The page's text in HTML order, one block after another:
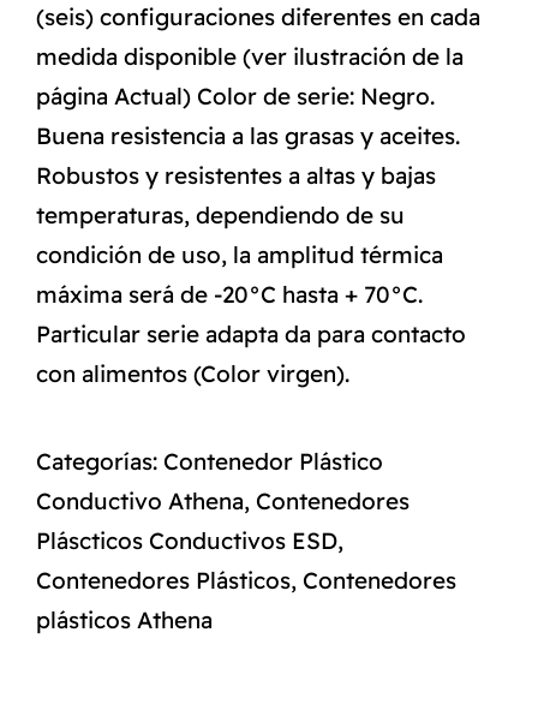
(seis) configuraciones diferentes en cada
medida disponible (ver ilustración de la
página Actual) Color de serie: Negro.
Buena resistencia a las grasas y aceites.
Robustos y resistentes a altas y bajas
temperaturas, dependiendo de su
condición de uso, la amplitud térmica
máxima será de -20°C hasta + 70°C.
Particular serie adapta da para contacto
con alimentos (Color virgen).
Categorías: Contenedor Plástico
Conductivo Athena, Contenedores
Pláscticos Conductivos ESD,
Contenedores Plásticos, Contenedores
plásticos Athena